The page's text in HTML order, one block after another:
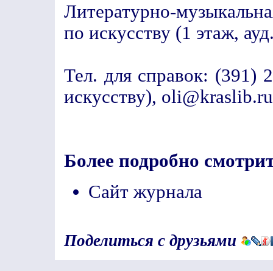
Литературно-
по искусству (1 этаж,
Тел. для справок: (391)
искусству), oli@kraslib.ru
Более подробно
Сайт журнала
Поделиться с друзьями